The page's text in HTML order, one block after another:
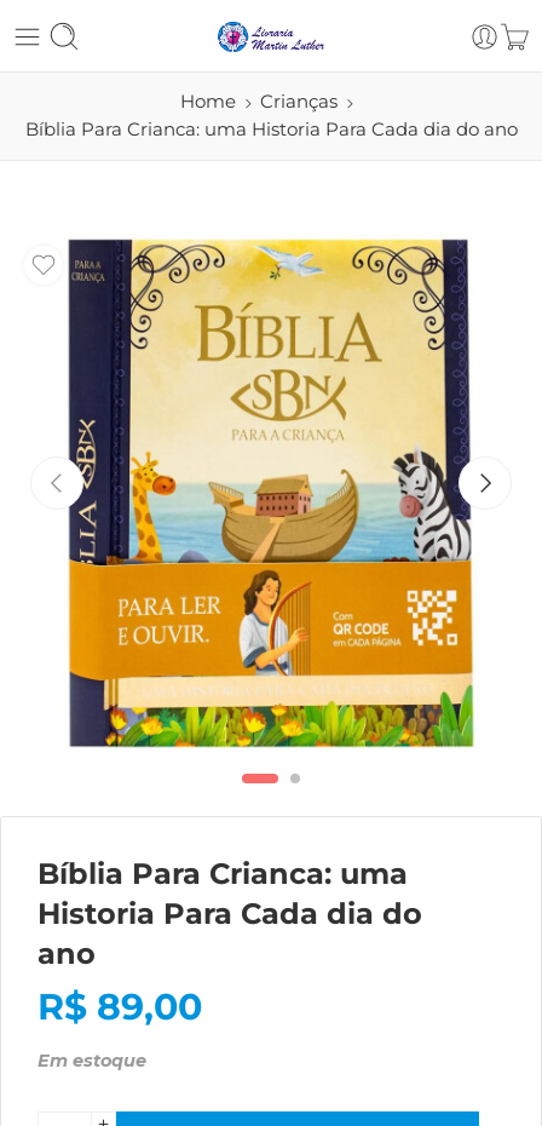
Home
Crianças
Bíblia Para Crianca: uma Historia Para Cada dia do ano
Bíblia Para Crianca: uma
Historia Para Cada dia do
ano
R$ 89,00
Em estoque